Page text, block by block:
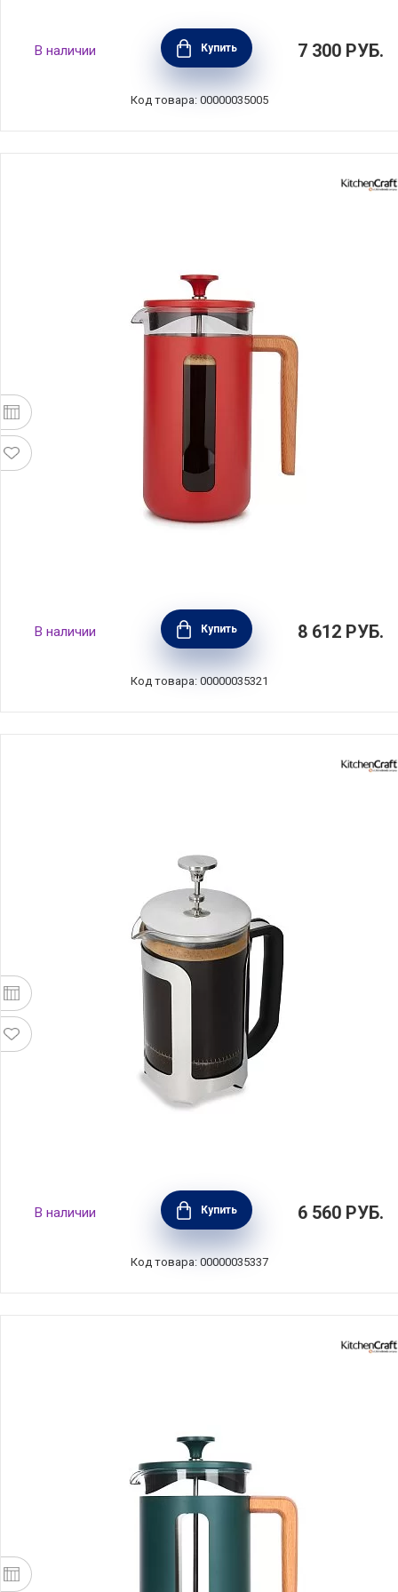
Кофеварка-пуровер для меденного
приготовления кофе 400 мл, стекло, Kitchen
Craft, Великобритания, LCCOFCARAFE
В наличии Купить 7 300 РУБ.
Код товара: 00000035005
Кофейник френч-пресс La Cafetiere 1 л,
сталь+стекло+дерево, цвет красный,
Kitchen Craft, Великобритания,
В наличии Купить 8 612 РУБ.
Код товара: 00000035321
Кофейник френч-пресс La Cafetiere 850 мл,
нержавеющая сталь+стекло, Kitchen Craft,
Великобритания, LCROMA6CPSIL
В наличии Купить 6 560 РУБ.
Код товара: 00000035337